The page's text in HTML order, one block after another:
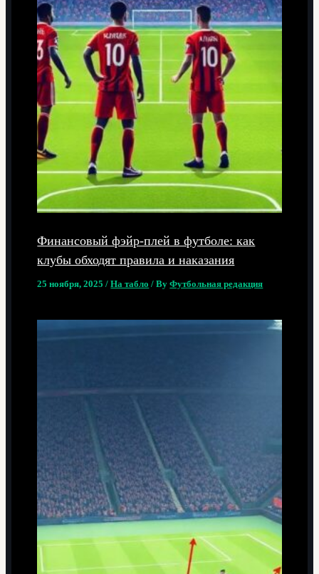
Финансовый фэйр-плей в футболе: как
клубы обходят правила и наказания
25 ноября, 2025/На табло / ByФутбольная редакция